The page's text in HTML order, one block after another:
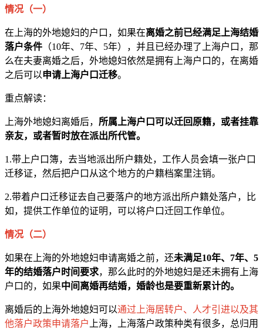
情况（一）
在上海的外地媳妇的户口，如果在离婚之前已经满足上海结婚
落户条件 （10年、7年、5年），并且已经办理了上海户口，那
么在夫妻离婚之后，外地媳妇依然是拥有上海户口的，在离婚
之后可以申请上海户口迁移。
重点解读：
上海外地媳妇离婚后， 所属上海户口可以迁回原籍，或者挂靠
亲友，或者暂时放在派出所代管。
1.带上户口簿，去当地派出所户籍处，工作人员会填一张户口
迁移证，然后把户口从这个地方的户籍档案里注销。
2.带着户口迁移证去自己要落户的地方派出所户籍处落户，比
如，提供工作单位的证明，可以将户口迁回工作单位。
情况（二）
如果在上海的外地媳妇申请离婚之前，还未满足10年、7年、5
年的结婚落户时间要求，那么此时的外地媳妇是还未拥有上海
户口的，如果中间离婚再结婚，婚龄也是要重新累计的。
离婚后的上海外地媳妇可以通过上海居转户、人才引进以及其
他落户政策申请落户 上海，上海落户政策种类有很多，总归用